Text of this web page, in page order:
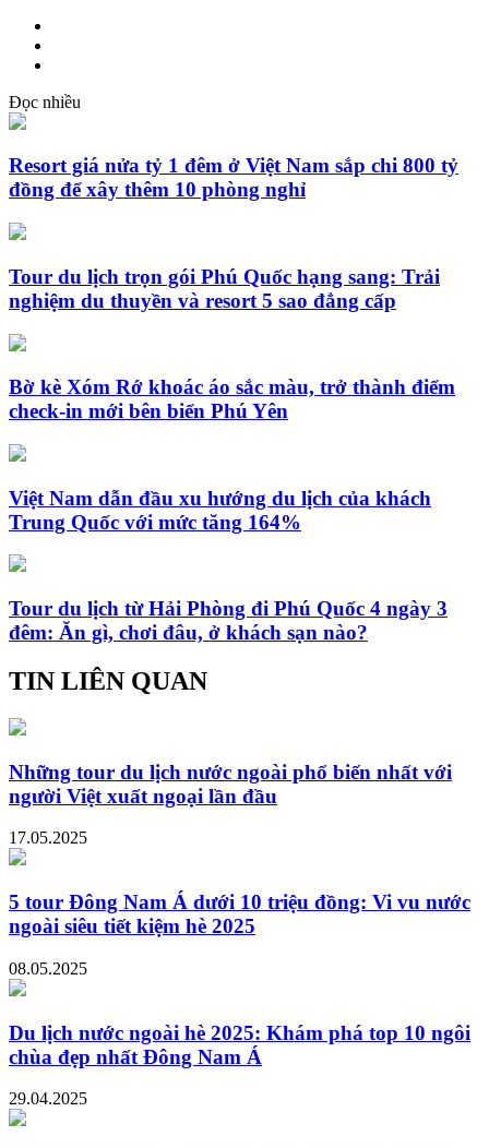
Đọc nhiều
Resort giá nửa tỷ 1 đêm ở Việt Nam sắp chi 800 tỷ
đồng để xây thêm 10 phòng nghỉ
Tour du lịch trọn gói Phú Quốc hạng sang: Trải
nghiệm du thuyền và resort 5 sao đẳng cấp
Bờ kè Xóm Rớ khoác áo sắc màu, trở thành điểm
check-in mới bên biển Phú Yên
Việt Nam dẫn đầu xu hướng du lịch của khách
Trung Quốc với mức tăng 164%
Tour du lịch từ Hải Phòng đi Phú Quốc 4 ngày 3
đêm: Ăn gì, chơi đâu, ở khách sạn nào?
TIN LIÊN QUAN
Những tour du lịch nước ngoài phổ biến nhất với
người Việt xuất ngoại lần đầu
17.05.2025
5 tour Đông Nam Á dưới 10 triệu đồng: Vi vu nước
ngoài siêu tiết kiệm hè 2025
08.05.2025
Du lịch nước ngoài hè 2025: Khám phá top 10 ngôi
chùa đẹp nhất Đông Nam Á
29.04.2025